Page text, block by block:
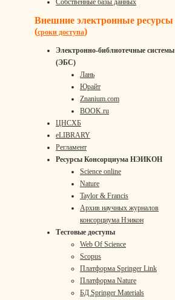
Собственные базы данных
Внешние электронные ресурсы
(сроки доступа)
Электронно-библиотечные системы
(ЭБС)
Лань
Юрайт
Znanium.com
BOOK.ru
ЦНСХБ
eLIBRARY
Регламент
Ресурсы Консорциума НЭИКОН
Science online
Nature
Taylor & Francis
Архив научных журналов
консорциума Нэикон
Тестовые доступы
Web Of Science
Scopus
Платформа Springer Link
Платформа Nature
БД Springer Materials